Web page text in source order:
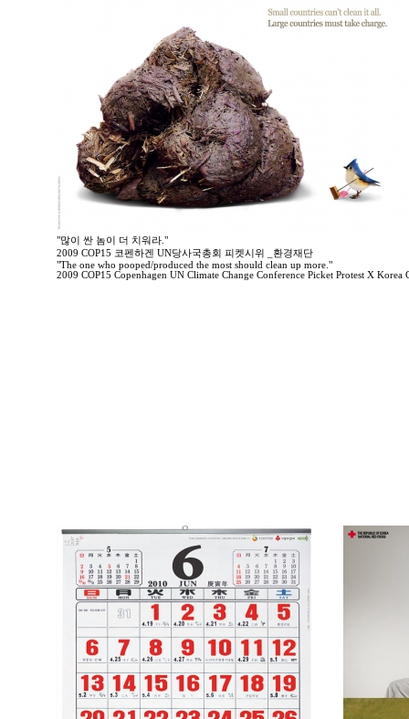
"많이 싼 놈이 더 치워라."
2009 COP15 코펜하겐 UN당사국총회 피켓시위 _환경재단
"The one who pooped/produced the most should clean up more."
2009 COP15 Copenhagen UN Climate Change Conference Picket Protest X Korea